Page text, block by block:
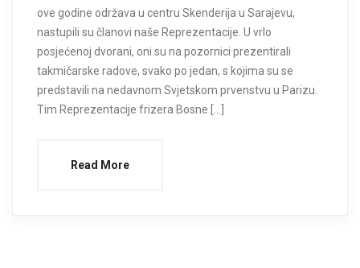
ove godine održava u centru Skenderija u Sarajevu,
nastupili su članovi naše Reprezentacije. U vrlo
posjećenoj dvorani, oni su na pozornici prezentirali
takmičarske radove, svako po jedan, s kojima su se
predstavili na nedavnom Svjetskom prvenstvu u Parizu.
Tim Reprezentacije frizera Bosne […]
Read More